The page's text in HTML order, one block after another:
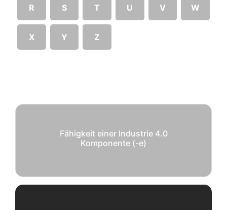
R S T U V W
X Y Z
Fähigkeit einer Industrie 4.0
Komponente (-e)